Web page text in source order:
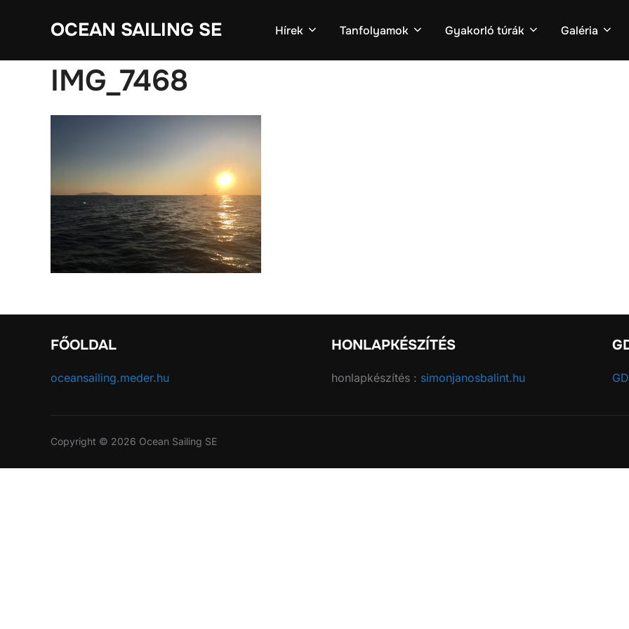
OCEAN SAILING SE Hírek Tanfolyamok Gyakorló túrák Galéria
IMG_7468
FŐOLDAL
oceansailing.meder.hu
HONLAPKÉSZÍTÉS
honlapkészítés : simonjanosbalint.hu
Copyright © 2026 Ocean Sailing SE